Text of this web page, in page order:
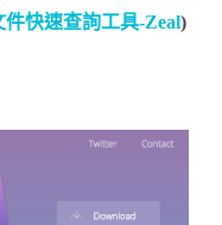
快速查詢工具-Zeal)